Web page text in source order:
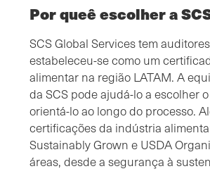
Por queê escolher a
SCS Global Services tem
estabeleceu-se como um
alimentar na região LATAM. A
da SCS pode ajudá-lo a escolher
orientá-lo ao longo do processo.
certificações da indústria
Sustainably Grown e USDA
áreas, desde a segurança à